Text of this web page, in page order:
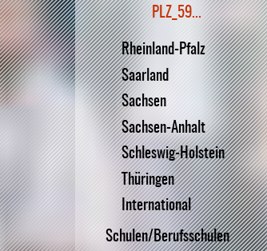
PLZ_59...
Rheinland-Pfalz
Saarland
Sachsen
Sachsen-Anhalt
Schleswig-Holstein
Thüringen
International
Schulen/Berufsschulen